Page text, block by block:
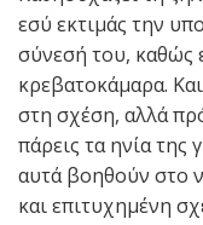
εσύ εκτιμάς την
σύνεσή του, καθώς
κρεβατοκάμαρα.
στη σχέση, αλλά
πάρεις τα ηνία της
αυτά βοηθούν στο
και επιτυχημένη